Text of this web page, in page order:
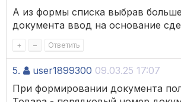
А из формы списка выбрав
документа ввод на основание
+ – Ответить
5. user1899300 09.03.25 17:07
При формировании документа